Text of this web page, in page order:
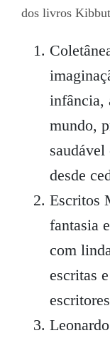
dos livros
infância,
mundo,
desde
Escritos
fantasia
com
escritas